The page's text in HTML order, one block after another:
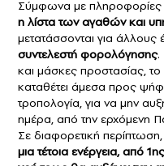
Σύμφωνα με
η λίστα των αγαθών και
μετατάσσονται για άλλους
συντελεστή φορολόγησης.
και μάσκες προστασίας,
καταθέτει άμεσα προς
τροπολογία, για να μην
ημέρα, από την ερχόμενη
Σε διαφορετική περίπτωση,
μια τέτοια ενέργεια, από